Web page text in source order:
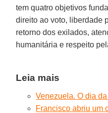
tem quatro objetivos
direito ao voto, liberdade
retorno dos exilados,
humanitária e respeito
Leia mais
Venezuela. O dia
Francisco abriu um